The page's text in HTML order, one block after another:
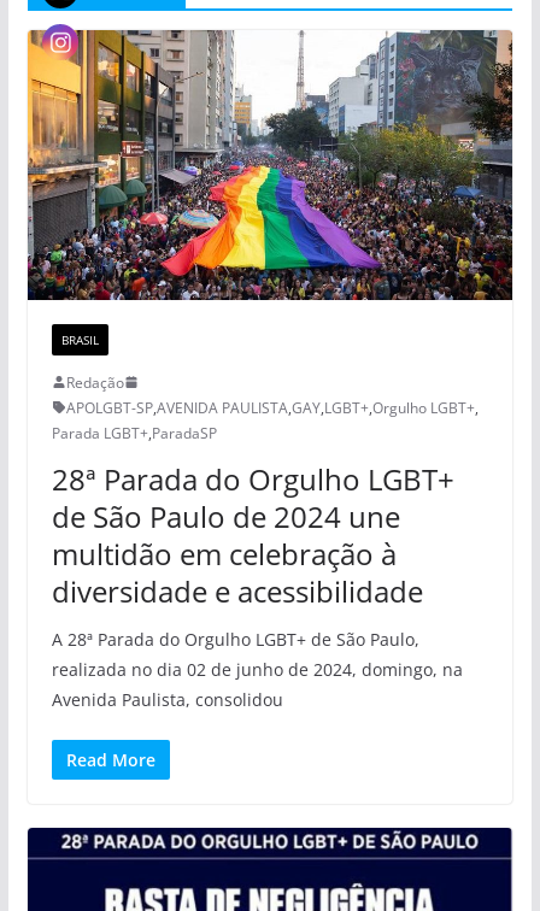
BRASIL
Redação
APOLGBT-SP,AVENIDA PAULISTA,GAY,LGBT+,Orgulho LGBT+,
Parada LGBT+,ParadaSP
28ª Parada do Orgulho LGBT+
de São Paulo de 2024 une
multidão em celebração à
diversidade e acessibilidade
A 28ª Parada do Orgulho LGBT+ de São Paulo,
realizada no dia 02 de junho de 2024, domingo, na
Avenida Paulista, consolidou
Read More